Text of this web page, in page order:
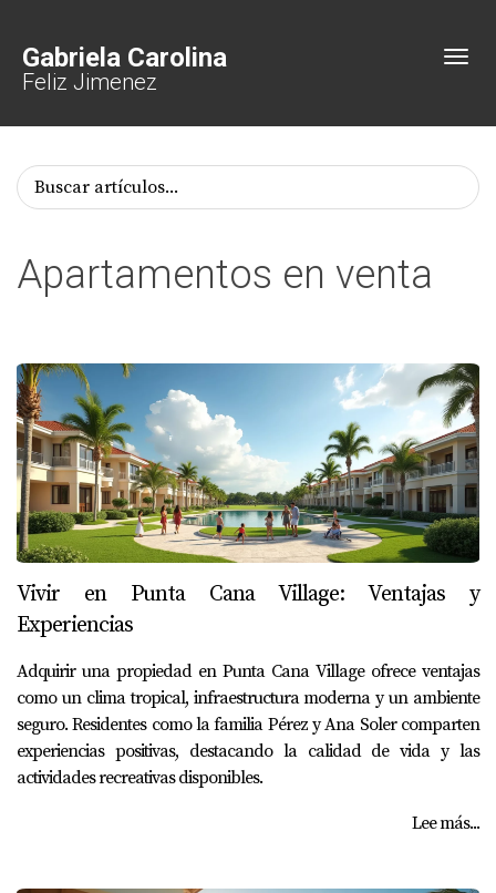
Gabriela Carolina
Feliz Jimenez
Apartamentos en venta
Vivir en Punta Cana Village: Ventajas y
Experiencias
Adquirir una propiedad en Punta Cana Village ofrece ventajas
como un clima tropical, infraestructura moderna y un ambiente
seguro. Residentes como la familia Pérez y Ana Soler comparten
experiencias positivas, destacando la calidad de vida y las
actividades recreativas disponibles.
Lee más...